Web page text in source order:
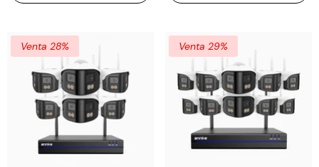
Reconocimiento Humano,
Nocturna A Color, Audio
Almacenamiento En La
Nube Y Local Hasta 256
GB, Compatible Con Alexa
Venta 28% Venta 29%